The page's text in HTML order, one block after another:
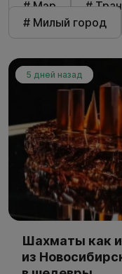
# Мэр #
# Милый город
5 дней назад
Шахматы как
из